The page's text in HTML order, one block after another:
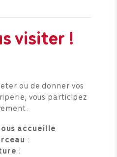
visiter !
ou de donner vos
vous participez
accueille
:
: